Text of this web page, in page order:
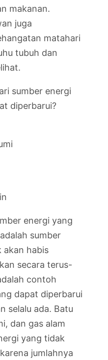
makanan.
juga
matahari
tubuh dan
sumber energi
diperbarui?
energi yang
sumber
akan habis
secara terus-
contoh
dapat diperbarui
selalu ada. Batu
dan gas alam
yang tidak
jumlahnya